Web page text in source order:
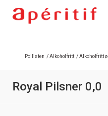
Pollisten /Alkoholfritt /Alkoholfritt øl
Royal Pilsner 0,0